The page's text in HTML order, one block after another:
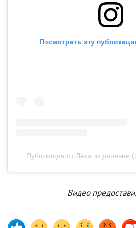
Посмотреть эту
Публикация от Лёха из деревни
Видео